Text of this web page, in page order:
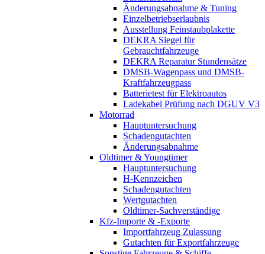
Änderungsabnahme & Tuning
Einzelbetriebserlaubnis
Ausstellung Feinstaubplakette
DEKRA Siegel für
Gebrauchtfahrzeuge
DEKRA Reparatur Stundensätze
DMSB-Wagenpass und DMSB-
Kraftfahrzeugpass
Batterietest für Elektroautos
Ladekabel Prüfung nach DGUV V3
Motorrad
Hauptuntersuchung
Schadengutachten
Änderungsabnahme
Oldtimer & Youngtimer
Hauptuntersuchung
H-Kennzeichen
Schadengutachten
Wertgutachten
Oldtimer-Sachverständige
Kfz-Importe & -Exporte
Importfahrzeug Zulassung
Gutachten für Exportfahrzeuge